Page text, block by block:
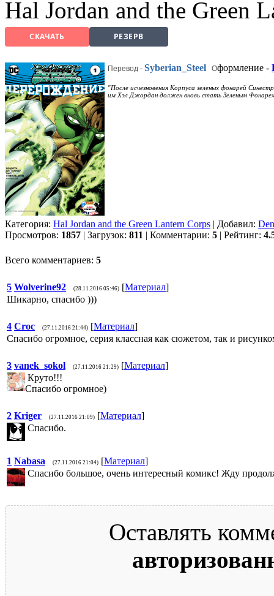
Hal Jordan and the Green
СКАЧАТЬ РЕЗЕРВ
Перевод - Syberian_Steel Оформление -
"После исчезновения Корпуса зеленых фонарей
им Хэл Джордан должен вновь стать Зеленым
Категория: Hal Jordan and the Green Lantern Corps | Добавил:
Просмотров: 1857 | Загрузок: 811 | Комментарии: 5 | Рейтинг:
Всего комментариев: 5
5 Wolverine92 (28.11.2016 05:46) [Материал]
Шикарно, спасибо )))
4 Croc (27.11.2016 21:44) [Материал]
Спасибо огромное, серия классная как сюжетом, так и
3 vanek_sokol (27.11.2016 21:29) [Материал]
Круто!!!
Спасибо огромное)
2 Kriger (27.11.2016 21:09) [Материал]
Спасибо.
1 Nabasa (27.11.2016 21:04) [Материал]
Спасибо большое, очень интересный комикс! Жду
Оставлять